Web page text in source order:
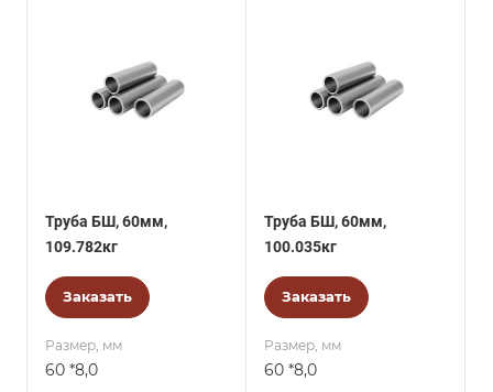
Труба БШ, 60мм,
109.782кг
Заказать
Размер, мм
60 *8,0
Труба БШ, 60мм,
100.035кг
Заказать
Размер, мм
60 *8,0